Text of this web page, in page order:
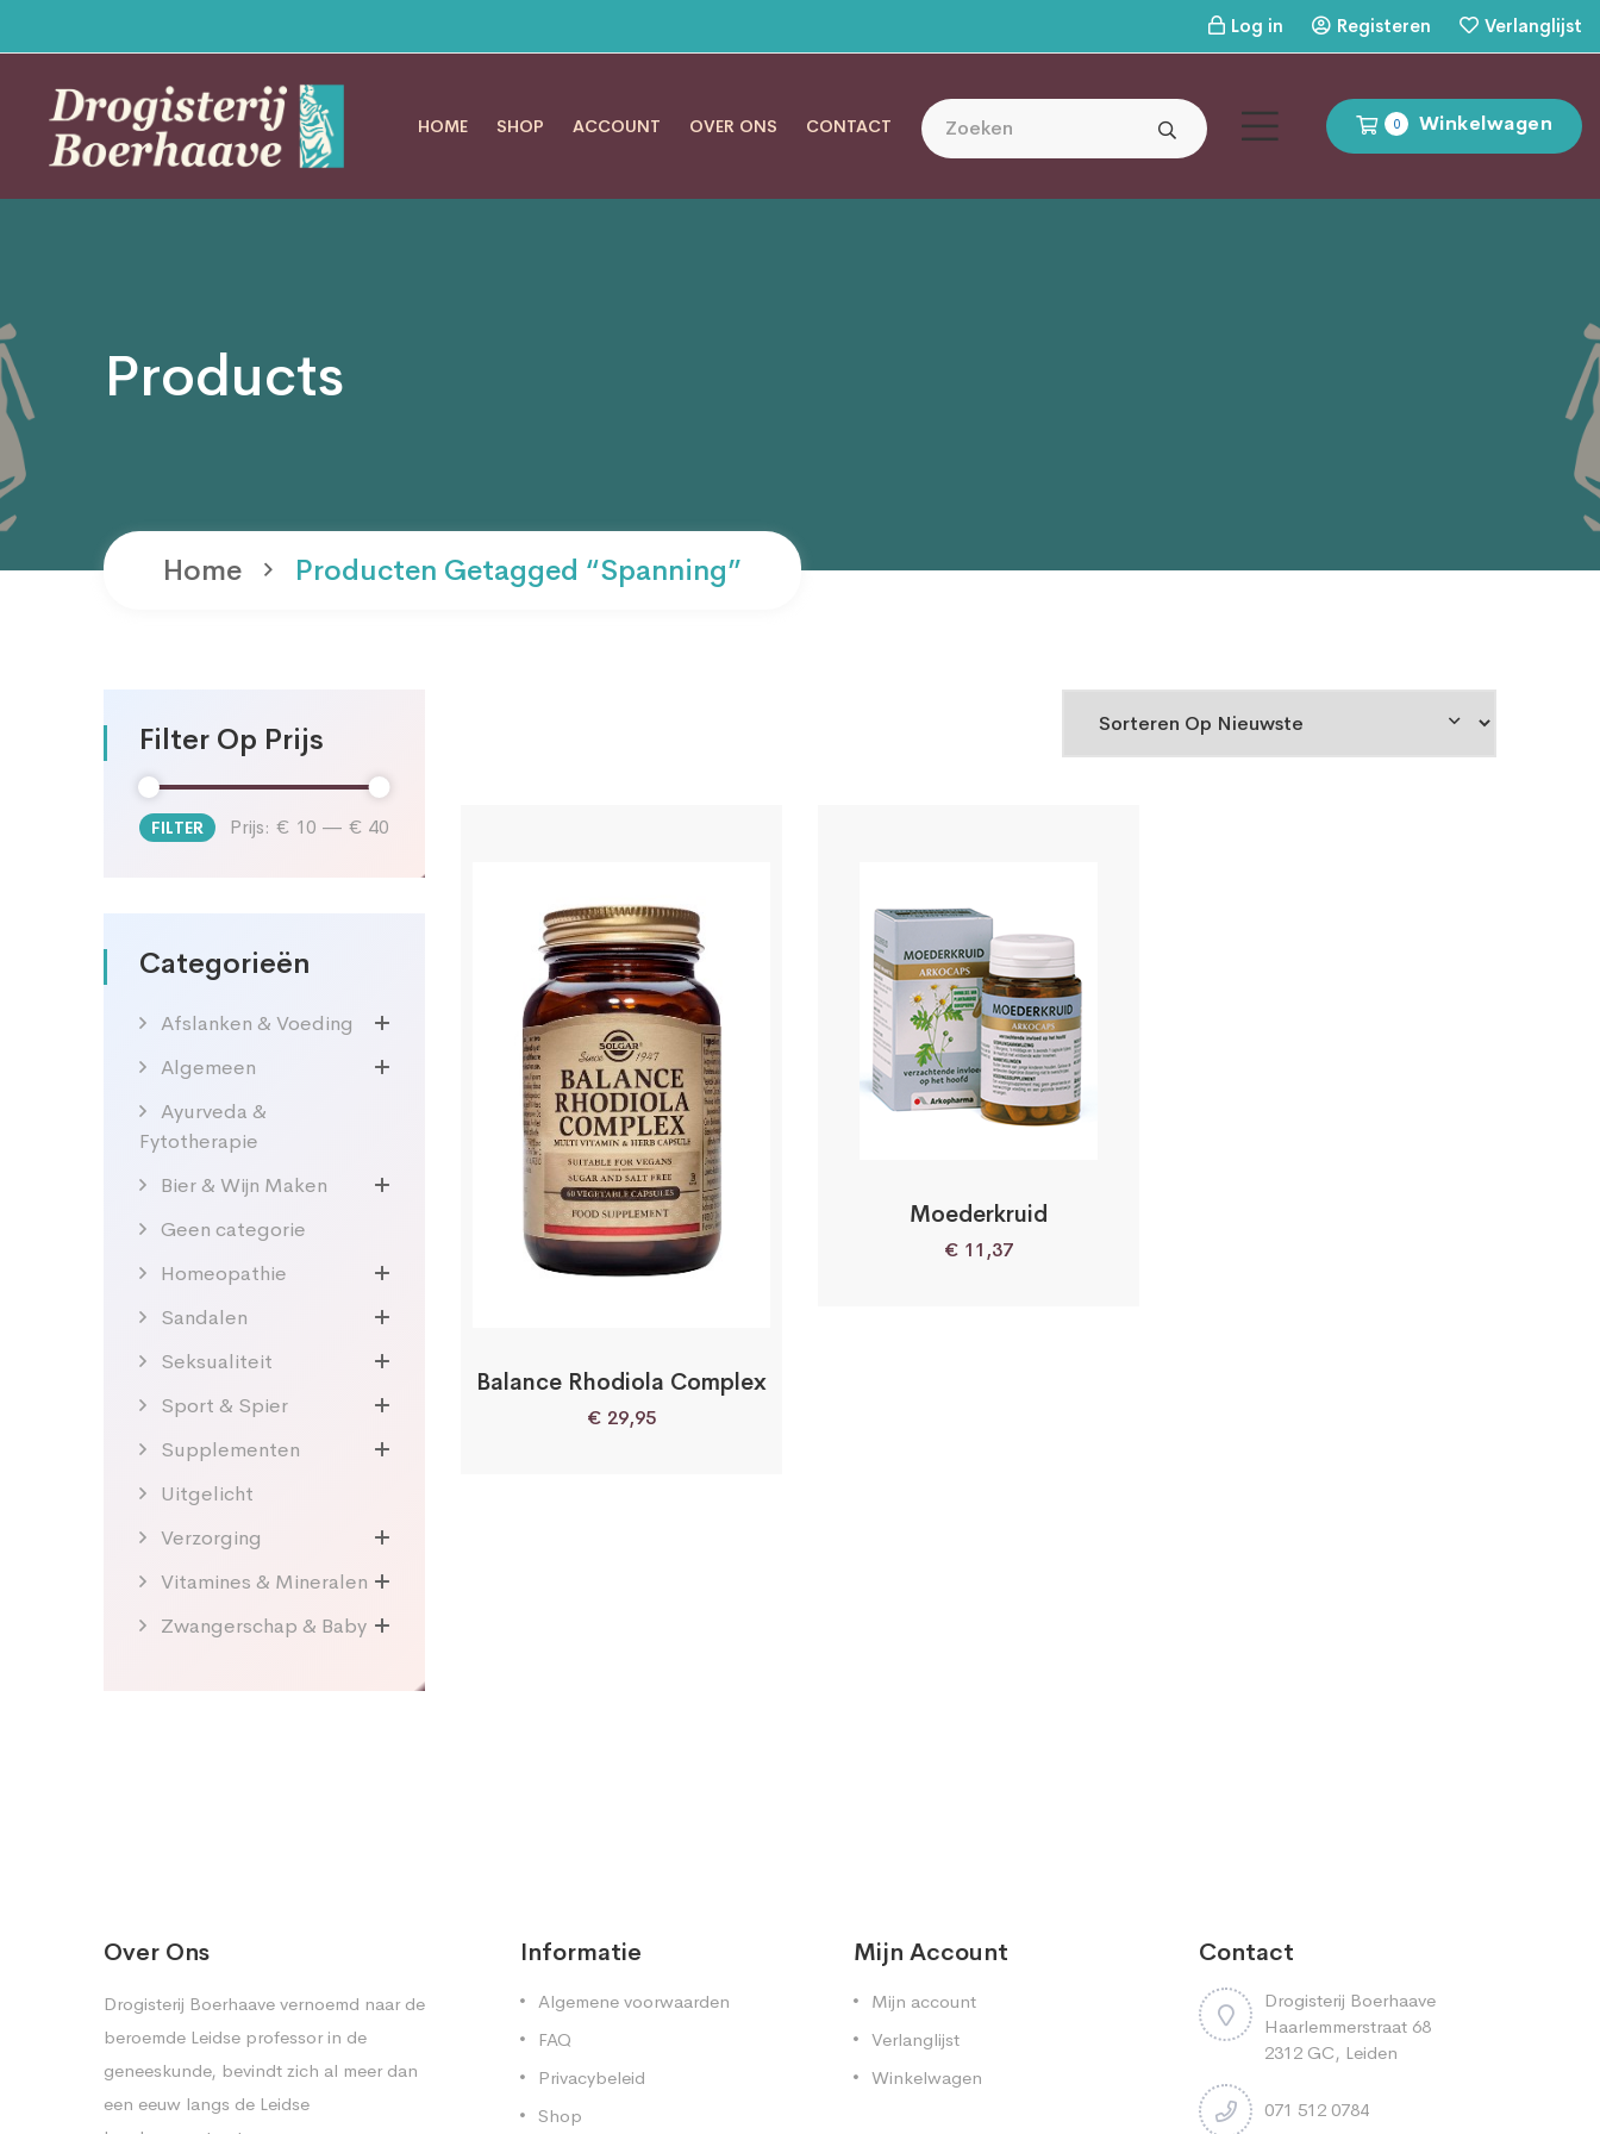
Log in Registeren Verlanglijst
0 Winkelwagen
HOME SHOP ACCOUNT OVER ONS CONTACT
Products
Home Producten Getagged “spanning”
Filter Op Prijs
Min.
Max.
FILTER Prijs: € 10 — € 40
Categorieën
Afslanken & Voeding
Algemeen
Ayurveda &
Fytotherapie
Bier & Wijn Maken
Geen categorie
Homeopathie
Sandalen
Seksualiteit
Sport & Spier
Supplementen
Uitgelicht
Verzorging
Vitamines & Mineralen
Zwangerschap & Baby
Balance Rhodiola Complex
€ 29,95
Moederkruid
€ 11,37
Over Ons
Drogisterij Boerhaave vernoemd naar de
beroemde Leidse professor in de
geneeskunde, bevindt zich al meer dan
een eeuw langs de Leidse
Informatie
Algemene voorwaarden
FAQ
Privacybeleid
Shop
Mijn Account
Mijn account
Verlanglijst
Winkelwagen
Contact
Drogisterij Boerhaave
Haarlemmerstraat 68
2312 GC, Leiden
071 512 0784